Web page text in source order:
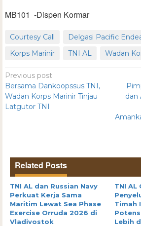
MB101 -Dispen Kormar
Courtesy Call
Delgasi Pacific
Korps Marinir
TNI AL Wadan
Previous post
Bersama Dankoopssus TNI,
Wadan Korps Marinir Tinjau
Latgutor TNI
dan
Related Posts
TNI AL dan Russian Navy
Perkuat Kerja Sama
Maritim Lewat Sea Phase
Exercise Orruda 2026 di
Vladivostok
TNI AL
Timah
Lebih